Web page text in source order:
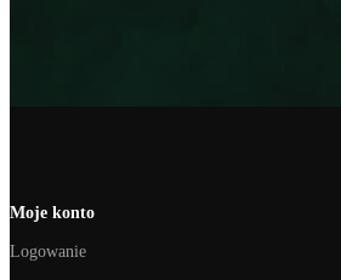
Moje konto
Logowanie